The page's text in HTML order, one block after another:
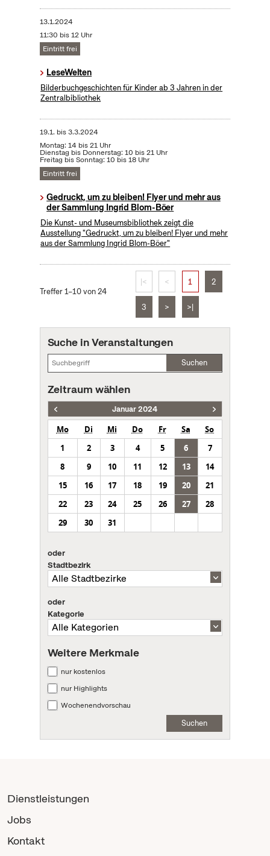
13.1.2024
11:30 bis 12 Uhr
Eintritt frei
LeseWelten
Bilderbuchgeschichten für Kinder ab 3 Jahren in der
Zentralbibliothek
19.1. bis3.3.2024
Montag: 14 bis 21 Uhr
Dienstag bis Donnerstag: 10 bis 21 Uhr
Freitag bis Sonntag: 10 bis 18 Uhr
Eintritt frei
Gedruckt, um zu bleiben! Flyer und mehr aus
der Sammlung Ingrid Blom-Böer
Die Kunst- und Museumsbibliothek zeigt die
Ausstellung "Gedruckt, um zu bleiben! Flyer und mehr
aus der Sammlung Ingrid Blom-Böer"
Treffer 1–10 von 24
|< < 1 2
3 > >|
Suche in Veranstaltungen
Suchen
Zeitraum wählen
Januar 2024
Mo Di Mi Do Fr Sa
So
1
2 3 4 5 6
7
8
9 10 11 12 13
14
15
16 17 18 19 20
21
22
23 24 25 26 27
28
29
30 31
oder
Stadtbezirk
oder
Kategorie
Weitere Merkmale
nur kostenlos
nur Highlights
Wochenendvorschau
Suchen
Dienstleistungen
Jobs
Kontakt